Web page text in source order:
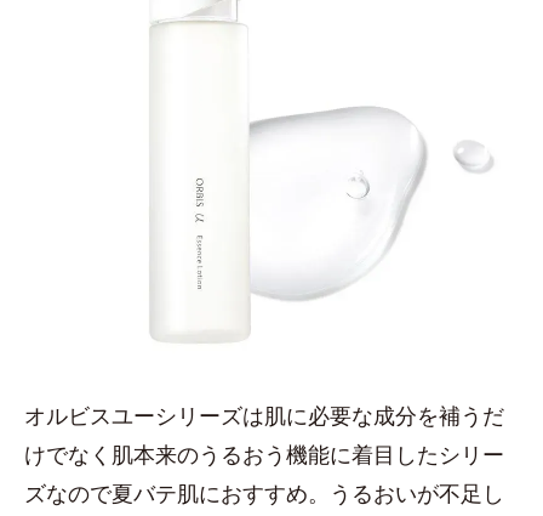
オルビスユーシリーズは肌に必要な成分を補うだ
けでなく肌本来のうるおう機能に着目したシリー
ズなので夏バテ肌におすすめ。うるおいが不足し